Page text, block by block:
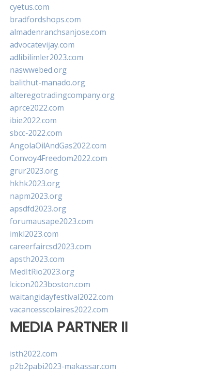
cyetus.com
bradfordshops.com
almadenranchsanjose.com
advocatevijay.com
adlibilimler2023.com
naswwebed.org
balithut-manado.org
alteregotradingcompany.org
aprce2022.com
ibie2022.com
sbcc-2022.com
AngolaOilAndGas2022.com
Convoy4Freedom2022.com
grur2023.org
hkhk2023.org
napm2023.org
apsdfd2023.org
forumausape2023.com
imkl2023.com
careerfaircsd2023.com
apsth2023.com
MedItRio2023.org
lcicon2023boston.com
waitangidayfestival2022.com
vacancesscolaires2022.com
MEDIA PARTNER II
isth2022.com
p2b2pabi2023-makassar.com